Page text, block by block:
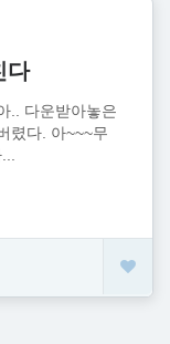
다
.. 다운받아놓은
렸다. 아~~~무